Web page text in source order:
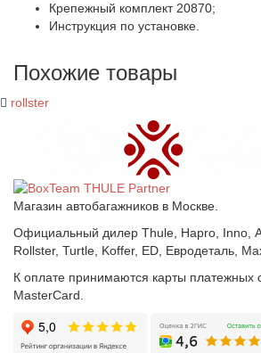
Крепежный комплект 20870;
Инструкция по установке.
Похожие товары
rollster
Магазин автобагажников в Москве.
Официальный дилер Thule, Hapro, Inno,
Rollster, Turtle, Koffer, ED, Евродеталь,
К оплате принимаются карты платежных
MasterCard.